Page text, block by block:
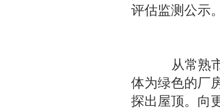
评估监测公示
从常熟市
体为绿色的厂
探出屋顶。向